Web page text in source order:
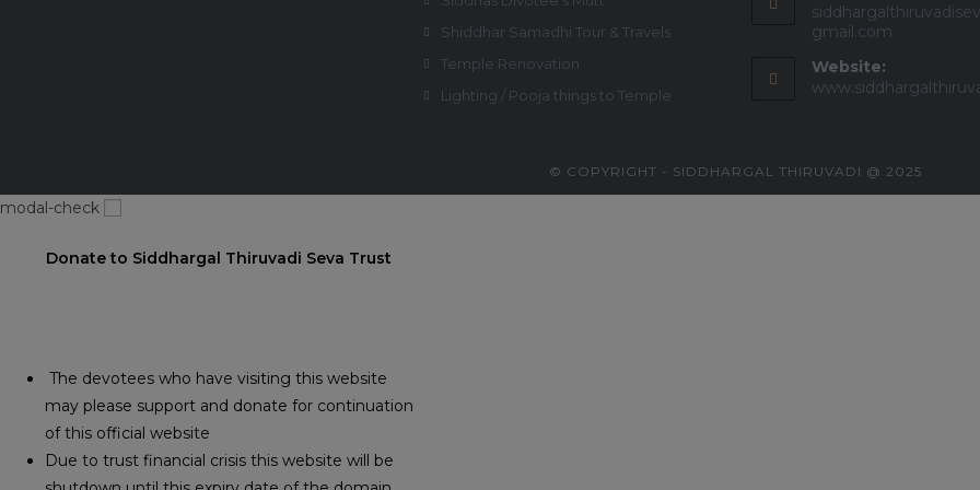
Shiddhar Samadhi Tour & Travels
Temple Renovation
Lighting / Pooja things to Temple
gmail.com
Website:
© COPYRIGHT - SIDDHARGAL THIRUVADI @ 2025
modal-check
Donate to Siddhargal Thiruvadi Seva Trust
The devotees who have visiting this website
may please support and donate for continuation
of this official website
Due to trust financial crisis this website will be